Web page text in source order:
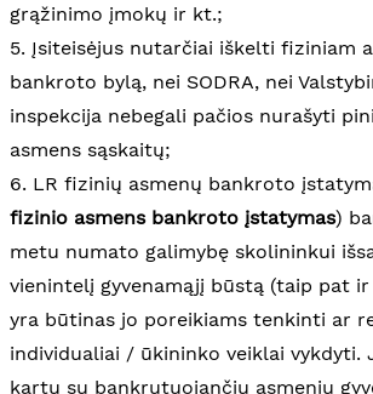
grąžinimo įmokų ir kt.;
5. Įsiteisėjus nutarčiai iškelti fiziniam
bankroto bylą, nei SODRA, nei
inspekcija nebegali pačios nurašyti
asmens sąskaitų;
6. LR fizinių asmenų bankroto
fizinio asmens bankroto įstatymas)
metu numato galimybę skolininkui
vienintelį gyvenamąjį būstą (taip pat
yra būtinas jo poreikiams tenkinti ar
individualiai / ūkininko veiklai vykdyti.
kartu su bankrutuojančiu asmeniu